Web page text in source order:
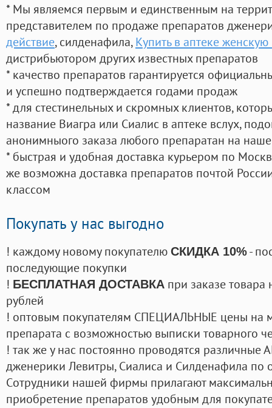
* Мы являемся первым и единственным на
представителем по продаже препаратов
действие, силденафила, Купить в аптеке
дистрибьютором других известных препаратов
* качество препаратов гарантируется
и успешно подтверждается годами продаж
* для стестинельных и скромных клиентов,
название Виагра или Сиалис в аптеке вслух,
анонимныого заказа любого препаратан на
* быстрая и удобная доставка курьером по
же возможна доставка препаратов почтой
классом
Покупать у нас выгодно
! каждому новому покупателю СКИДКА 10%-
последующие покупки
! БЕСПЛАТНАЯ ДОСТАВКА при заказе
рублей
! оптовым покупателям СПЕЦИАЛЬНЫЕ цены на
препарата с возможностью выписки товарного
! так же у нас постоянно проводятся
дженерики Левитры, Сиалиса и Силденафила по
Cотрудники нашей фирмы прилагают
приобретение препаратов удобным для